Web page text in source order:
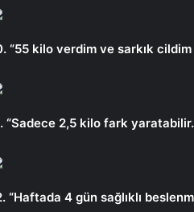
“55 kilo verdim ve sarkık
“Sadece 2,5 kilo fark
“Haftada 4 gün sağlıklı